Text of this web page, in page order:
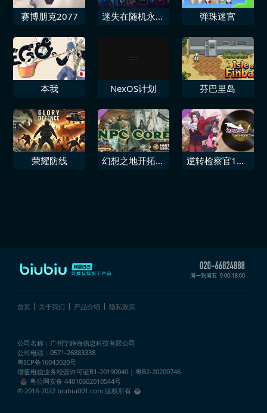
赛博朋克2077
迷失在随机永恒
弹珠迷宫
本我 NexOS计划 芬巴里岛
荣耀防线
幻想之地开拓者
逆转检察官1&2
周一到周五 9:00-18:00
首页 关于我们 产品介绍 隐私政策
公司名称：广州宁静海信息科技有限公司
公司电话：0571-26883338
粤ICP备16043020号
增值电信业务经营许可证B1-20190040 | 粤B2-20200746
粤公网安备 44010602010544号
© 2018-2022 biubiu001.com 版权所有